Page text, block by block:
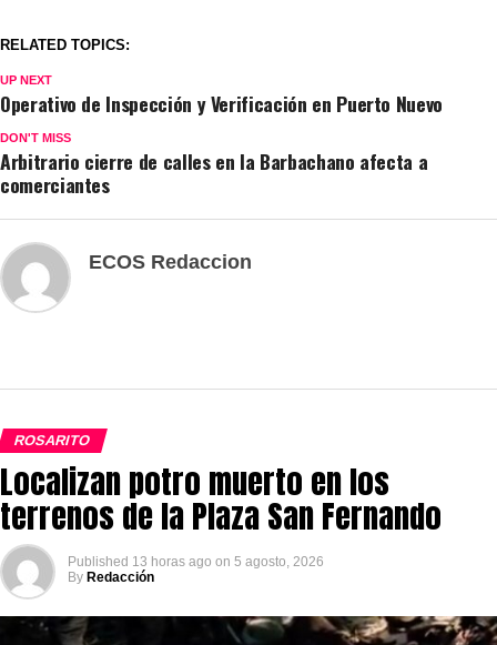
RELATED TOPICS:
UP NEXT
Operativo de Inspección y Verificación en Puerto Nuevo
DON'T MISS
Arbitrario cierre de calles en la Barbachano afecta a
comerciantes
ECOS Redaccion
ROSARITO
Localizan potro muerto en los
terrenos de la Plaza San Fernando
Published 13 horas ago on 5 agosto, 2026
By Redacción